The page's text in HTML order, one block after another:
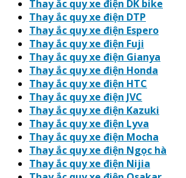
Thay ắc quy xe điện DK bike
Thay ắc quy xe điện DTP
Thay ắc quy xe điện Espero
Thay ắc quy xe điện Fuji
Thay ắc quy xe điện Gianya
Thay ắc quy xe điện Honda
Thay ắc quy xe điện HTC
Thay ắc quy xe điện JVC
Thay ắc quy xe điện Kazuki
Thay ắc quy xe điện Lyva
Thay ắc quy xe điện Mocha
Thay ắc quy xe điện Ngọc hà
Thay ắc quy xe điện Nijia